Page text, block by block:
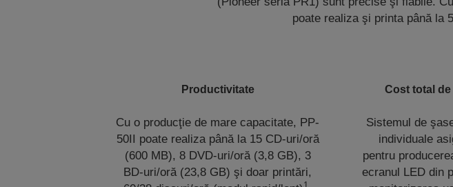
poate realiza şi printa până la
Productivitate
Cu o producţie de mare capacitate, PP-
50II poate realiza până la 15 CD-uri/oră
(600 MB), 8 DVD-uri/oră (3,8 GB), 3
BD-uri/oră (23,8 GB) şi doar printări,
Cost total
Sistemul de
individuale
pentru
ecranul LED din